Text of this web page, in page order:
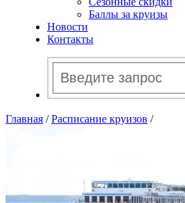
Баллы за круизы
Новости
Контакты
Главная /Расписание круизов /